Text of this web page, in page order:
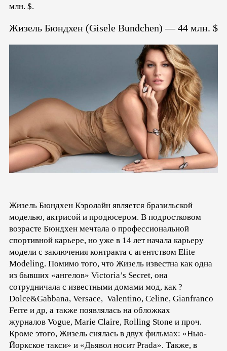
млн. $.
Жизель Бюндхен (Gisele Bundchen) — 44 млн. $
Жизель Бюндхен Кэролайн является бразильской
моделью, актрисой и продюсером. В подростковом
возрасте Бюндхен мечтала о профессиональной
спортивной карьере, но уже в 14 лет начала карьеру
модели с заключения контракта с агентством Elite
Modeling. Помимо того, что Жизель известна как одна
из бывших «ангелов» Victoria’s Secret, она
сотрудничала с известными домами мод, как ?
Dolce&Gabbana, Versace, Valentino, Celine, Gianfranco
Ferrе и др, а также появлялась на обложках
журналов Vogue, Marie Claire, Rolling Stone и проч.
Кроме этого, Жизель снялась в двух фильмах: «Нью-
Йоркское такси» и «Дьявол носит Prada». Также, в